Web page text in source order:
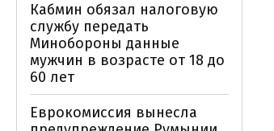
Кабмин обязал налоговую
службу передать
Минобороны данные
мужчин в возрасте от 18 до
60 лет
Еврокомиссия вынесла